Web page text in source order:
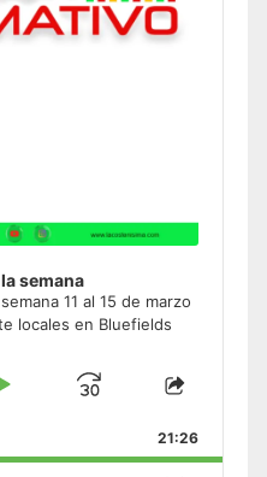
semana
11 al 15 de marzo
locales en Bluefields
Jump
Forward
Share
Episode
21:26